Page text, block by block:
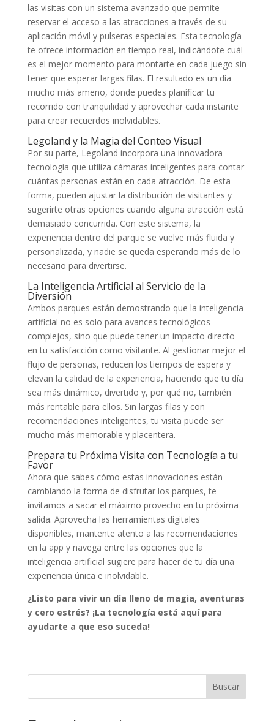
las visitas con un sistema avanzado que permite
reservar el acceso a las atracciones a través de su
aplicación móvil y pulseras especiales. Esta tecnología
te ofrece información en tiempo real, indicándote cuál
es el mejor momento para montarte en cada juego sin
tener que esperar largas filas. El resultado es un día
mucho más ameno, donde puedes planificar tu
recorrido con tranquilidad y aprovechar cada instante
para crear recuerdos inolvidables.
Legoland y la Magia del Conteo Visual
Por su parte, Legoland incorpora una innovadora
tecnología que utiliza cámaras inteligentes para contar
cuántas personas están en cada atracción. De esta
forma, pueden ajustar la distribución de visitantes y
sugerirte otras opciones cuando alguna atracción está
demasiado concurrida. Con este sistema, la
experiencia dentro del parque se vuelve más fluida y
personalizada, y nadie se queda esperando más de lo
necesario para divertirse.
La Inteligencia Artificial al Servicio de la
Diversión
Ambos parques están demostrando que la inteligencia
artificial no es solo para avances tecnológicos
complejos, sino que puede tener un impacto directo
en tu satisfacción como visitante. Al gestionar mejor el
flujo de personas, reducen los tiempos de espera y
elevan la calidad de la experiencia, haciendo que tu día
sea más dinámico, divertido y, por qué no, también
más rentable para ellos. Sin largas filas y con
recomendaciones inteligentes, tu visita puede ser
mucho más memorable y placentera.
Prepara tu Próxima Visita con Tecnología a tu
Favor
Ahora que sabes cómo estas innovaciones están
cambiando la forma de disfrutar los parques, te
invitamos a sacar el máximo provecho en tu próxima
salida. Aprovecha las herramientas digitales
disponibles, mantente atento a las recomendaciones
en la app y navega entre las opciones que la
inteligencia artificial sugiere para hacer de tu día una
experiencia única e inolvidable.
¿Listo para vivir un día lleno de magia, aventuras
y cero estrés? ¡La tecnología está aquí para
ayudarte a que eso suceda!
Buscar